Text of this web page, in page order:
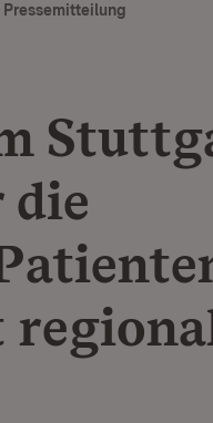
Pressemitteilung
die